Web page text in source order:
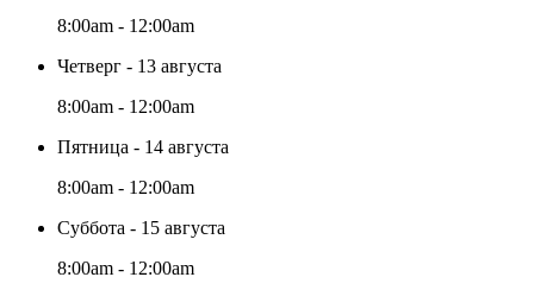
8:00am - 12:00am
Четверг - 13 августа
8:00am - 12:00am
Пятница - 14 августа
8:00am - 12:00am
Суббота - 15 августа
8:00am - 12:00am